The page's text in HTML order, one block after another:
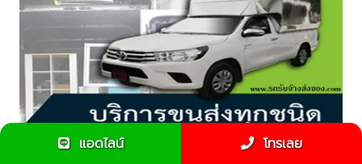
แอดไลน์ โทรเลย